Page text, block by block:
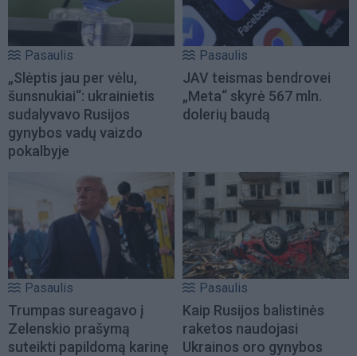
Pasaulis
„Slėptis jau per vėlu,
šunsnukiai“: ukrainietis
sudalyvavo Rusijos
gynybos vadų vaizdo
pokalbyje
Pasaulis
JAV teismas bendrovei
„Meta“ skyrė 567 mln.
dolerių baudą
Pasaulis
Trumpas sureagavo į
Zelenskio prašymą
suteikti papildomą karinę
Pasaulis
Kaip Rusijos balistinės
raketos naudojasi
Ukrainos oro gynybos